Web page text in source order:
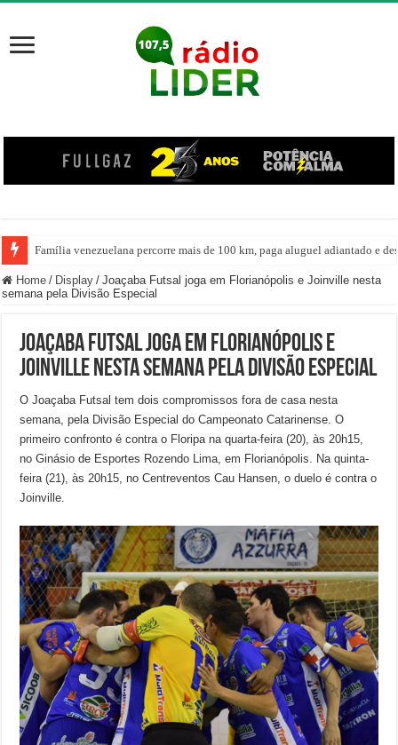
Família venezuelana percorre mais de 100 km, paga aluguel adiantado e
Home / Display / Joaçaba Futsal joga em Florianópolis e Joinville nesta
semana pela Divisão Especial
Joaçaba Futsal joga em Florianópolis e
Joinville nesta semana pela Divisão Especial
O Joaçaba Futsal tem dois compromissos fora de casa nesta
semana, pela Divisão Especial do Campeonato Catarinense. O
primeiro confronto é contra o Floripa na quarta-feira (20), às 20h15,
no Ginásio de Esportes Rozendo Lima, em Florianópolis. Na quinta-
feira (21), às 20h15, no Centreventos Cau Hansen, o duelo é contra o
Joinville.